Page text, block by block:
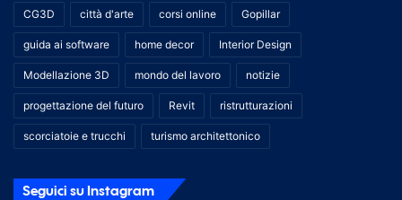
CG3D città d'arte corsi online Gopillar
guida ai software home decor Interior Design
Modellazione 3D mondo del lavoro notizie
progettazione del futuro Revit ristrutturazioni
scorciatoie e trucchi turismo architettonico
Seguici su Instagram